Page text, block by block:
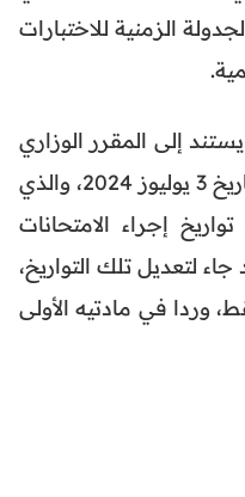
الزمنية للاختبارات
إلى المقرر الوزاري
السابق رقم 016.24، الصادر بتاريخ 3 يوليوز 2024، والذي
إجراء الامتحانات
لتعديل تلك التواريخ،
وردا في مادتيه الأولى